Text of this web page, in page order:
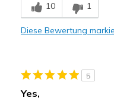
Stylish
10 1
Diese Bewertung
5
Yes,